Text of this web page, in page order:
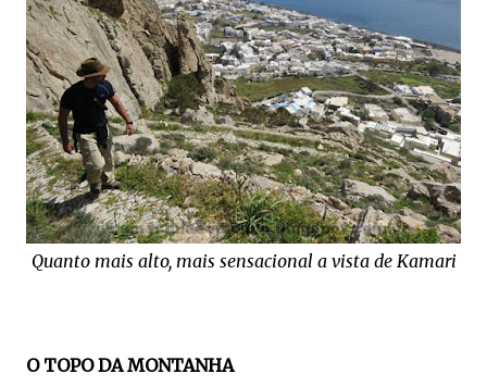
Quanto mais alto, mais sensacional a vista de Kamari
O TOPO DA MONTANHA